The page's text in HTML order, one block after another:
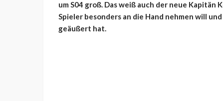
um S04 groß. Das weiß auch der neue Kapitän
Spieler besonders an die Hand nehmen will
geäußert hat.